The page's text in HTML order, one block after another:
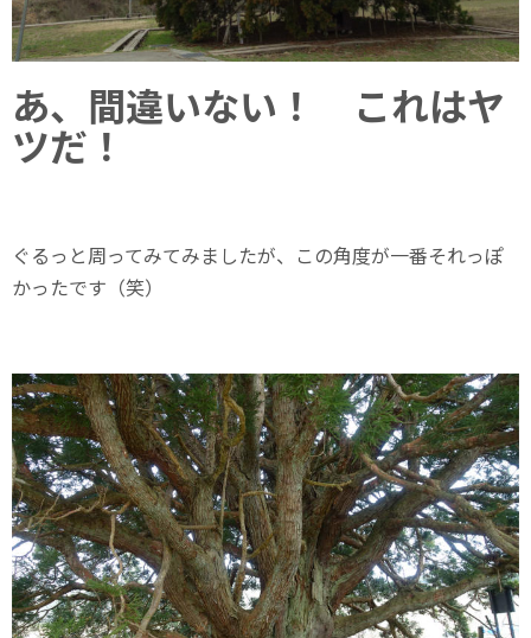
あ、間違いない！ これはヤ
ツだ！
ぐるっと周ってみてみましたが、この角度が一番それっぽ
かったです（笑）